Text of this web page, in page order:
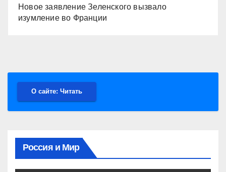
Новое заявление Зеленского вызвало
изумление во Франции
О сайте: Читать
Россия и Мир